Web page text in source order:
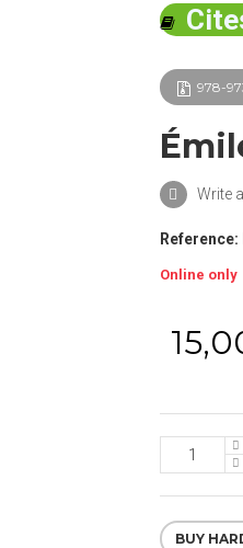
978-
Write
Reference:
Online only
BUY